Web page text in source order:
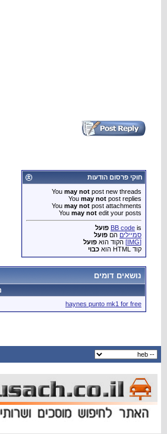
חוקי פרסום הודעות
You may not post new threads
You may not post replies
You may not post attachments
You may not edit your posts
BB code is
פועל
סמיילים הם פועל
[IMG]
הקוד הוא פועל
קוד HTML הוא
כבוי
נושאים דומים
haynes punto mk1 for free